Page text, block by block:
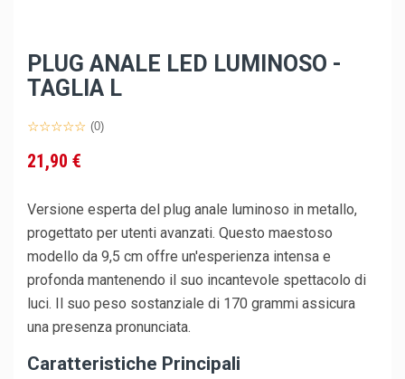
PLUG ANALE LED LUMINOSO -
TAGLIA L
(0)
21,90 €
Versione esperta del plug anale luminoso in metallo,
progettato per utenti avanzati. Questo maestoso
modello da 9,5 cm offre un'esperienza intensa e
profonda mantenendo il suo incantevole spettacolo di
luci. Il suo peso sostanziale di 170 grammi assicura
una presenza pronunciata.
Caratteristiche Principali